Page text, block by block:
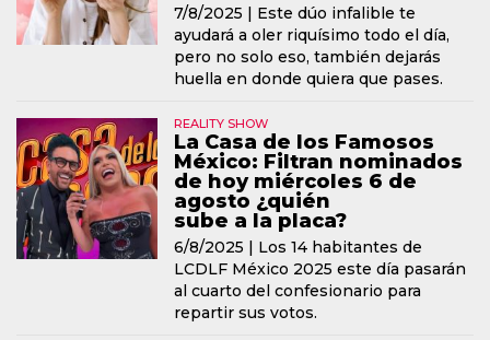
7/8/2025 | Este dúo infalible te
ayudará a oler riquísimo todo el día,
pero no solo eso, también dejarás
huella en donde quiera que pases.
REALITY SHOW
La Casa de los Famosos
México: Filtran nominados
de hoy miércoles 6 de
agosto ¿quién
sube a la placa?
6/8/2025 | Los 14 habitantes de
LCDLF México 2025 este día pasarán
al cuarto del confesionario para
repartir sus votos.